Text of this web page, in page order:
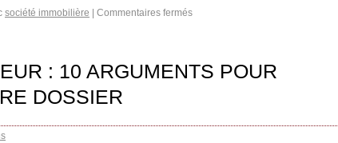
société immobilière Commentaires fermés
: 10 ARGUMENTS POUR
DOSSIER